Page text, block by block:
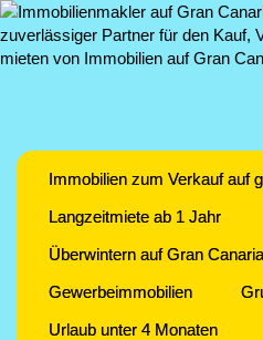
Immobilien zum Verkauf auf
Langzeitmiete ab 1 Jahr
Überwintern auf Gran Canaria
Gewerbeimmobilien
Urlaub unter 4 Monaten